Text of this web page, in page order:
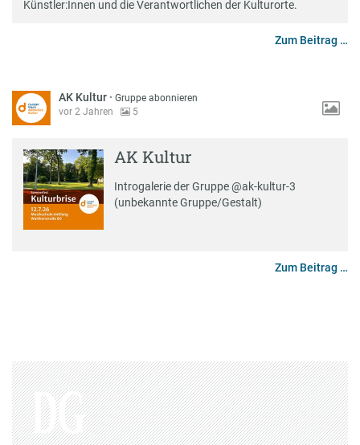
Künstler:Innen und die Verantwortlichen der Kulturorte.
Zum Beitrag …
AK Kultur ·Gruppe abonnieren
vor 2 Jahren
5
AK Kultur
Introgalerie der Gruppe@ak-kultur-3
(unbekannte Gruppe/Gestalt)
Zum Beitrag …